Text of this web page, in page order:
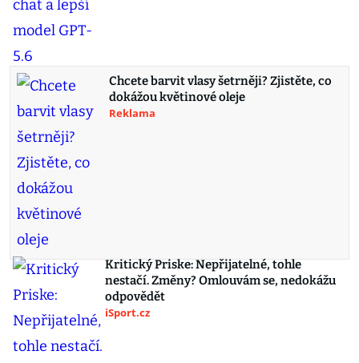
Chcete barvit vlasy šetrněji? Zjistěte, co
dokážou květinové oleje
Reklama
Kritický Priske: Nepřijatelné, tohle
nestačí. Změny? Omlouvám se, nedokážu
odpovědět
iSport.cz